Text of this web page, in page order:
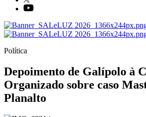
Política
Depoimento de Galípolo à
Organizado sobre caso
Planalto